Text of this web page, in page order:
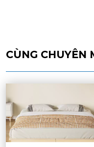
CÙNG CHUYÊN